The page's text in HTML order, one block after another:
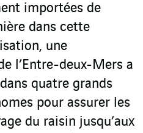
importées de
dans cette
une
l’Entre-deux-Mers a
quatre grands
pour assurer les
du raisin jusqu’aux